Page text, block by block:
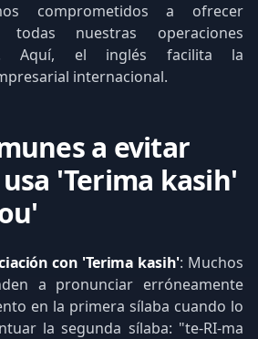
comprometidos a ofrecer
todas nuestras operaciones
Aquí, el inglés facilita la
internacional.
a evitar
'Terima kasih'
con 'Terima kasih': Muchos
a pronunciar erróneamente
en la primera sílaba cuando lo
la segunda sílaba: "te-RI-ma